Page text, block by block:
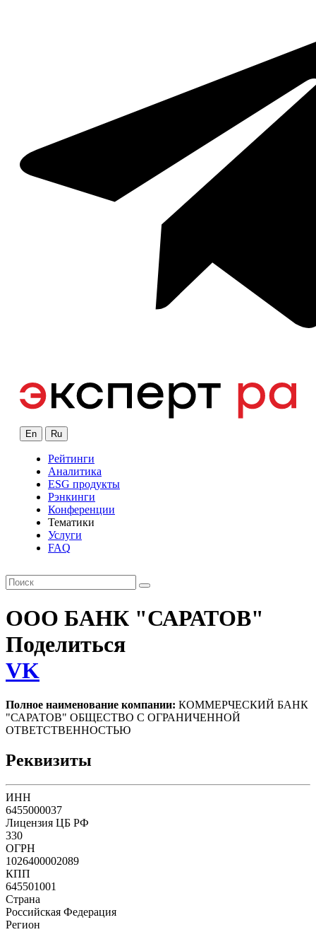
En Ru
Рейтинги
Аналитика
ESG продукты
Рэнкинги
Конференции
Тематики
Услуги
FAQ
ООО БАНК "САРАТОВ"
Поделиться
VK
Полное наименование компании: КОММЕРЧЕСКИЙ БАНК
"САРАТОВ" ОБЩЕСТВО С ОГРАНИЧЕННОЙ
ОТВЕТСТВЕННОСТЬЮ
Реквизиты
ИНН
6455000037
Лицензия ЦБ РФ
330
ОГРН
1026400002089
КПП
645501001
Страна
Российская Федерация
Регион